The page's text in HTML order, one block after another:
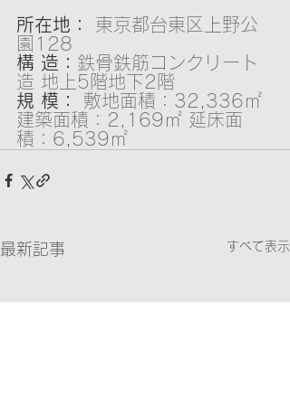
所在地：
東京都台東区上野公
園128
構 造： 鉄骨鉄筋コンクリート
造 地上5階地下2階
規 模：
敷地面積：32,336㎡
建築面積：2,169㎡ 延床面
積：6,539㎡
最新記事 すべて表示